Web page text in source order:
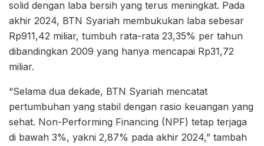
solid dengan laba bersih yang terus meningkat. Pada
akhir 2024, BTN Syariah membukukan laba sebesar
Rp911,42 miliar, tumbuh rata-rata 23,35% per tahun
dibandingkan 2009 yang hanya mencapai Rp31,72
miliar.
“Selama dua dekade, BTN Syariah mencatat
pertumbuhan yang stabil dengan rasio keuangan yang
sehat. Non-Performing Financing (NPF) tetap terjaga
di bawah 3%, yakni 2,87% pada akhir 2024,” tambah